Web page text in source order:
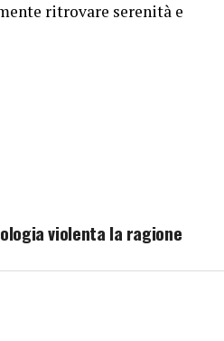
ritrovare serenità e
violenta la ragione